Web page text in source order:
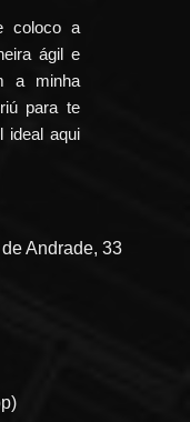
coloco a
ágil e
a minha
para te
ideal aqui
Andrade, 33